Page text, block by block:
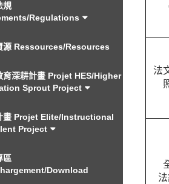
規
Regulations
源 Ressources/Resources
育深耕計畫 Projet HES/Higher
Sprout Project
畫 Projet Elite/Instructional
Project
區
Download
法